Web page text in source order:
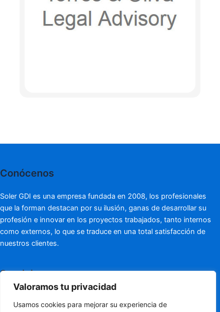
Valoramos tu privacidad
Usamos cookies para mejorar su experiencia de
Conócenos
Soler GDI es una empresa fundada en 2008, los profesionales
que la forman destacan por su ilusión, ganas de desarrollar su
profesión e innovar en los proyectos trabajados, tanto internos
como externos, lo que se traduce en una total satisfacción de
nuestros clientes.
Servicios
Peritaciones